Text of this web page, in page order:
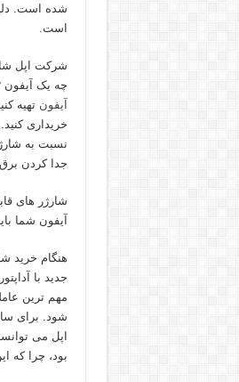
شده است.
است.
شرکت اپل
چه یک آیفون ۱۳ پرومکس خریداری کنید و چه یک آیفون اس ای، باید برای تلفن همراه جدیدتان یک
آیفون تهیه
نسبت به
جدا کردن
شارژر های
آیفون شما
هنگام خرید
جدید با آداپتور ۲۰ واتی آیفون سازگار هستند ولی نه تمام مدل ها !
مهم ترین
بود، چرا که